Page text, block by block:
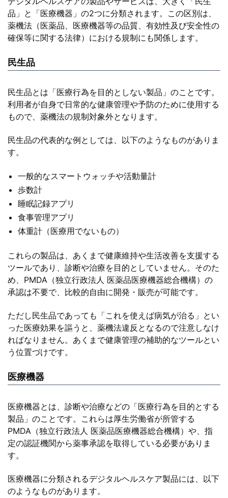
品」と「医療機器」の2つに分類されます。この区別は、
薬機法（医薬品、医療機器等の品質、有効性及び安全性の
確保等に関する法律）における規制にも関係します。
民生品
民生品とは「医療行為を目的としない製品」のことです。
利用者が自身で日常的な健康管理や予防のために使用する
もので、薬機法の規制対象外となります。
民生品の代表的な例としては、以下のようなものがありま
す。
一般的なスマートウォッチや活動量計
歩数計
睡眠記録アプリ
食事管理アプリ
体重計（医療用でないもの）
これらの製品は、あくまで健康維持や生活改善を支援する
ツールであり、診断や治療を目的としていません。そのた
め、PMDA（独立行政法人 医薬品医療機器総合機構）の
承認は不要で、比較的自由に開発・販売が可能です。
ただし民生品であっても「これを使えば病気が治る」とい
った医療効果を謳うと、薬機法違反となるので注意しなけ
ればなりません。あくまで健康管理の補助的なツールとい
う位置づけです。
医療機器
医療機器とは、診断や治療などの「医療行為を目的とする
製品」のことです。これらは厚生労働省が所管する
PMDA（独立行政法人 医薬品医療機器総合機構）や、指
定の認証機関から薬事承認を取得している必要がありま
す。
医療機器に分類されるデジタルヘルスケア製品には、以下
のようなものがあります。